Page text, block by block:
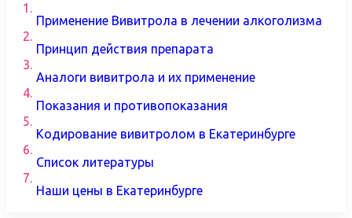
1.
Применение Вивитрола в лечении алкоголизма
2.
Принцип действия препарата
3.
Аналоги вивитрола и их применение
4.
Показания и противопоказания
5.
Кодирование вивитролом в Екатеринбурге
6.
Список литературы
7.
Наши цены в Екатеринбурге